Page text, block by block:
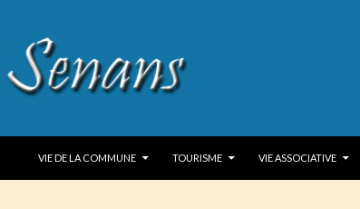
VIE DE LA COMMUNE
TOURISME VIE ASSOCIATIVE